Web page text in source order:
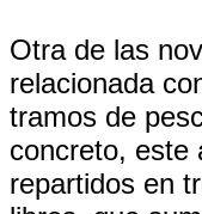
Otra de las
relacionada
tramos de
concreto, este
repartidos en